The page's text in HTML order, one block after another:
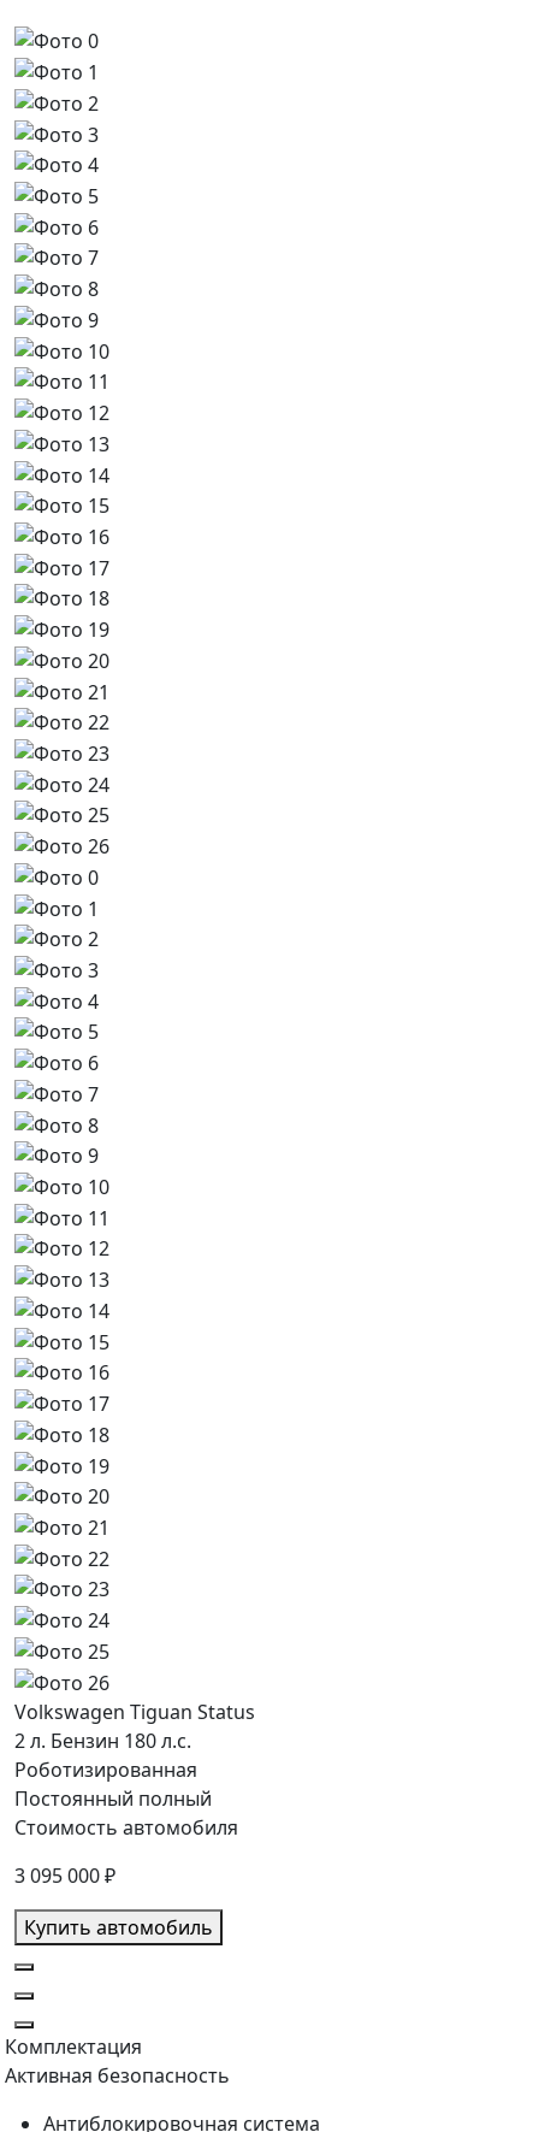
Volkswagen Tiguan Status
2 л. Бензин 180 л.с.
Роботизированная
Постоянный полный
Стоимость автомобиля
3 095 000₽
Купить автомобиль
Комплектация
Активная безопасность
Антиблокировочная система